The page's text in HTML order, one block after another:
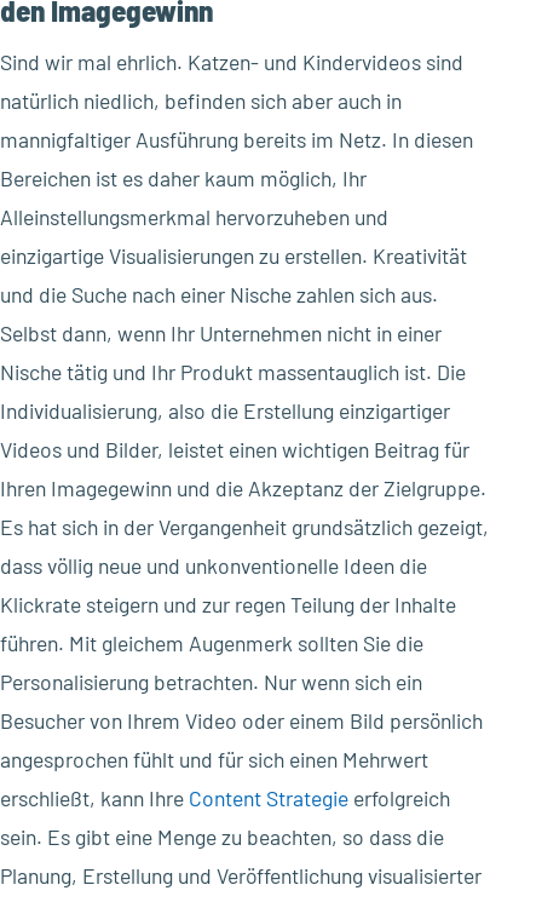
den Imagegewinn
Sind wir mal ehrlich. Katzen- und Kindervideos sind
natürlich niedlich, befinden sich aber auch in
mannigfaltiger Ausführung bereits im Netz. In diesen
Bereichen ist es daher kaum möglich, Ihr
Alleinstellungsmerkmal hervorzuheben und
einzigartige Visualisierungen zu erstellen. Kreativität
und die Suche nach einer Nische zahlen sich aus.
Selbst dann, wenn Ihr Unternehmen nicht in einer
Nische tätig und Ihr Produkt massentauglich ist. Die
Individualisierung, also die Erstellung einzigartiger
Videos und Bilder, leistet einen wichtigen Beitrag für
Ihren Imagegewinn und die Akzeptanz der Zielgruppe.
Es hat sich in der Vergangenheit grundsätzlich gezeigt,
dass völlig neue und unkonventionelle Ideen die
Klickrate steigern und zur regen Teilung der Inhalte
führen. Mit gleichem Augenmerk sollten Sie die
Personalisierung betrachten. Nur wenn sich ein
Besucher von Ihrem Video oder einem Bild persönlich
angesprochen fühlt und für sich einen Mehrwert
erschließt, kann Ihre Content Strategie erfolgreich
sein. Es gibt eine Menge zu beachten, so dass die
Planung, Erstellung und Veröffentlichung visualisierter